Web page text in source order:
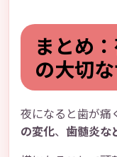
まとめ
の大切
夜になると歯が痛
の変化、 歯髄炎な